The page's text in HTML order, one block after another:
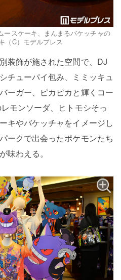
ースケーキ、まんまるバケッチャの
（C）モデルプレス
装飾が施された空間で、DJ
チューパイ包み、ミミッキュ
ーガー、ピカピカと輝くコー
モンソーダ、ヒトモシそっ
キやバケッチャをイメージし
ークで出会ったポケモンたち
味わえる。